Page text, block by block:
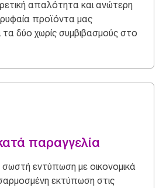
απαλότητα και ανώτερη
προϊόντα μας
δύο χωρίς συμβιβασμούς στο
παραγγελία
σωστή εντύπωση με οικονομικά
εκτύπωση στις